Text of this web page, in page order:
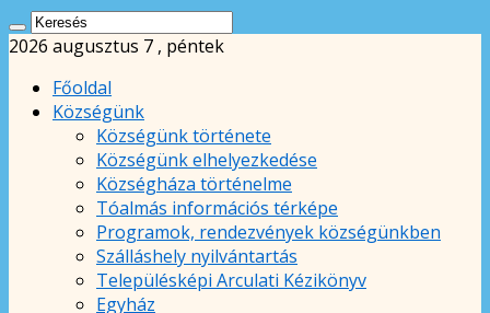
2026 augusztus 7 , péntek
Főoldal
Községünk
Községünk története
Községünk elhelyezkedése
Községháza történelme
Tóalmás információs térképe
Programok, rendezvények községünkben
Szálláshely nyilvántartás
Településképi Arculati Kézikönyv
Egyház